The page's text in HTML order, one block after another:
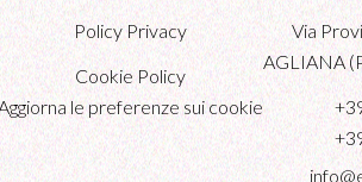
Policy Privacy
Cookie Policy
Aggiorna le preferenze sui cookie
Via
AGLIANA